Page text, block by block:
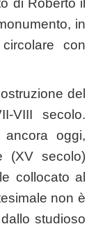
in
con
del
VIII secolo.
oggi,
(XV secolo)
collocato al
non è
studioso